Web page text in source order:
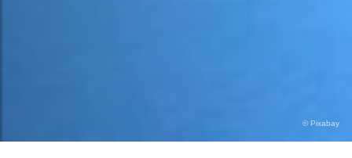
© Pixabay